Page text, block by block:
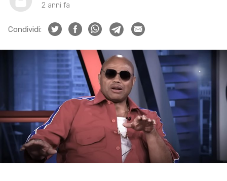
2 anni fa
Condividi: